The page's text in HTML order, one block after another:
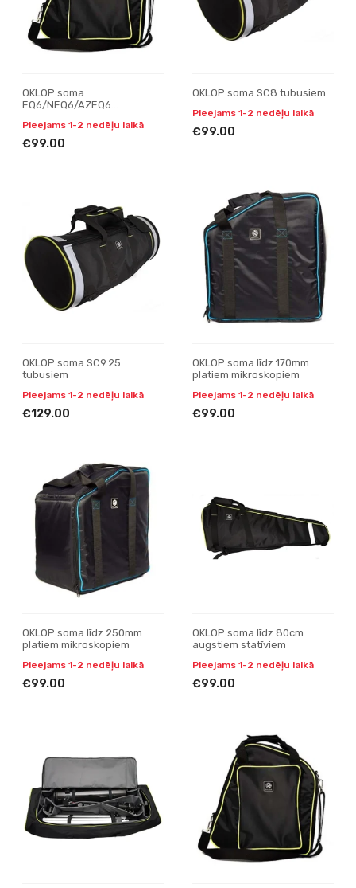
OKLOP soma
EQ6/NEQ6/AZEQ6
Pieejams 1-2 nedēļu laikā
€99.00
OKLOP soma SC8 tubusiem
Pieejams 1-2 nedēļu laikā
€99.00
OKLOP soma SC9.25
tubusiem
Pieejams 1-2 nedēļu laikā
€129.00
OKLOP soma līdz 170mm
platiem mikroskopiem
Pieejams 1-2 nedēļu laikā
€99.00
OKLOP soma līdz 250mm
platiem mikroskopiem
Pieejams 1-2 nedēļu laikā
€99.00
OKLOP soma līdz 80cm
augstiem statīviem
Pieejams 1-2 nedēļu laikā
€99.00